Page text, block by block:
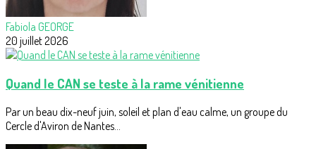
Fabiola GEORGE
20 juillet 2026
Quand le CAN se teste à la rame vénitienne
Par un beau dix-neuf juin, soleil et plan d'eau calme, un groupe du
Cercle d'Aviron de Nantes...